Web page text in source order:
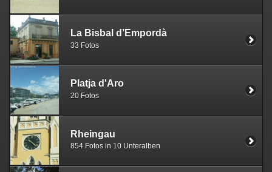
La Bisbal d’Empordà
33 Fotos
Platja d'Aro
20 Fotos
Rheingau
854 Fotos in 10 Unteralben